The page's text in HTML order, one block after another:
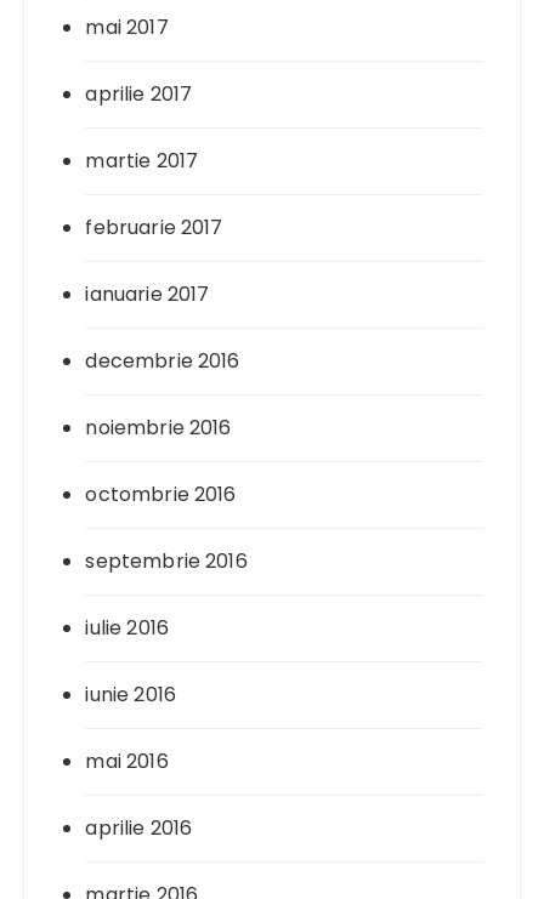
mai 2017
aprilie 2017
martie 2017
februarie 2017
ianuarie 2017
decembrie 2016
noiembrie 2016
octombrie 2016
septembrie 2016
iulie 2016
iunie 2016
mai 2016
aprilie 2016